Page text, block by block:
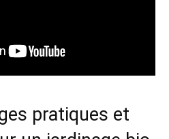
pratiques et